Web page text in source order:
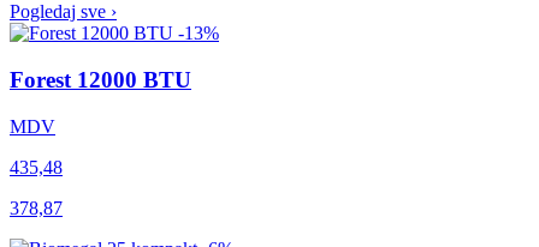
Pogledaj sve ›
-13%
Forest 12000 BTU
MDV
435,48
378,87